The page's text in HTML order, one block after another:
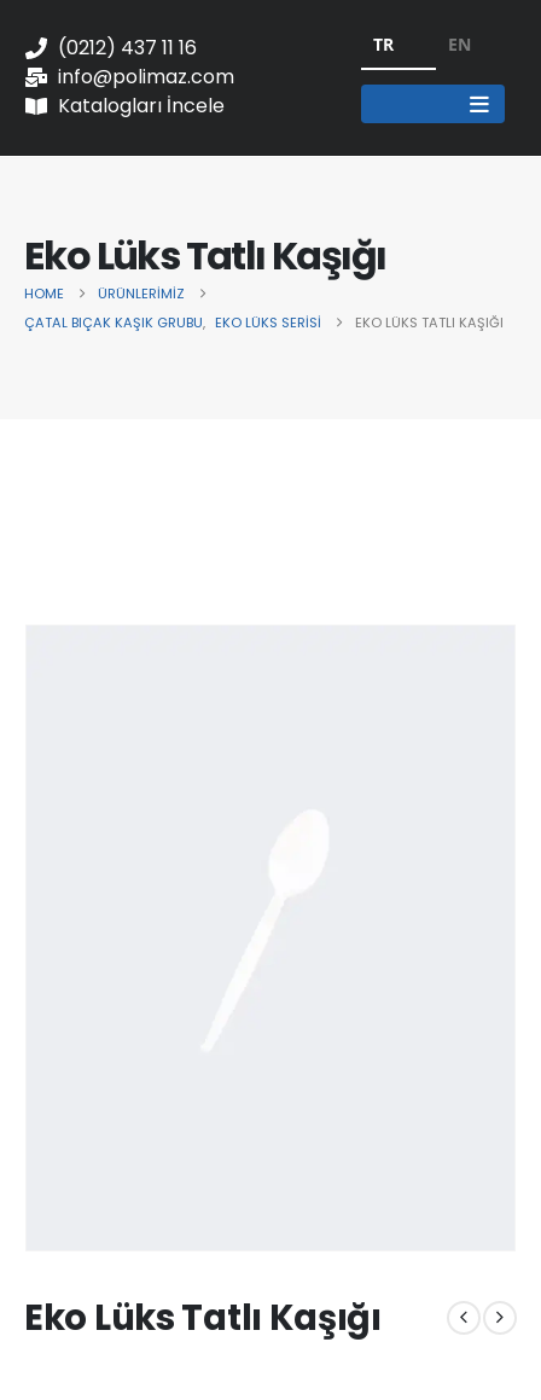
(0212) 437 11 16
info@polimaz.com
Katalogları İncele
TR EN
Eko Lüks Tatlı Kaşığı
HOME
ÜRÜNLERIMIZ
ÇATAL BIÇAK KAŞIK GRUBU, EKO LÜKS SERISI EKO LÜKS TATLI KAŞIĞI
Eko Lüks Tatlı Kaşığı